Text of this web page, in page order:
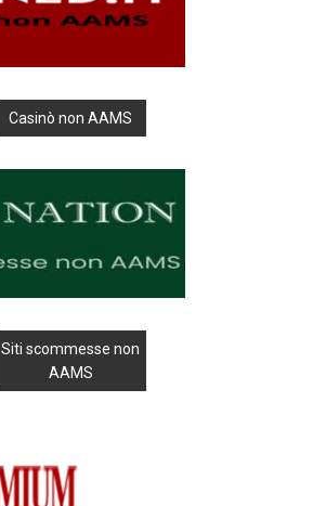
Casinò non AAMS
Siti scommesse non
AAMS